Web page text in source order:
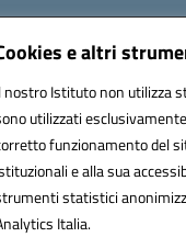
e altri
nostro Istituto non utilizza
utilizzati
funzionamento del
e alla sua
statistici
Italia.